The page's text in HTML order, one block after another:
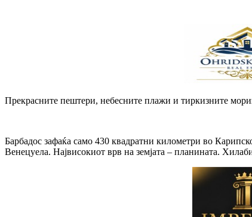
Прекрасните пештери, небесните плажи и тиркизните
Барбадос зафаќа само 430 квадратни километри во
Венецуела. Највисокиот врв на земјата – планината.